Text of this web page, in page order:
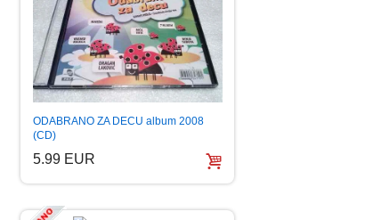
ODABRANO ZA DECU album 2008
(CD)
5.99 EUR